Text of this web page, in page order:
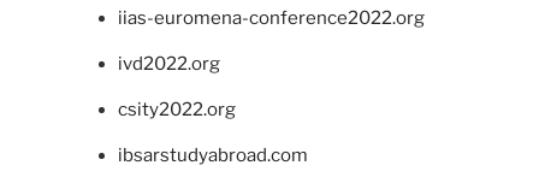
iias-euromena-conference2022.org
ivd2022.org
csity2022.org
ibsarstudyabroad.com